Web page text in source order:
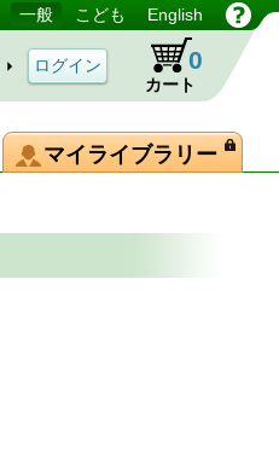
一般 こども English
カート
0
マイライブラリー